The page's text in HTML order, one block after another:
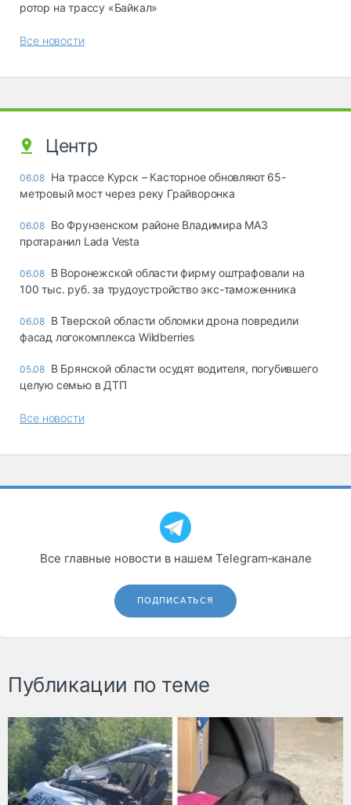
ротор на трассу «Байкал»
Все новости
Центр
06.08 На трассе Курск – Касторное обновляют 65-
метровый мост через реку Грайворонка
06.08 Во Фрунзенском районе Владимира МАЗ
протаранил Lada Vesta
06.08 В Воронежской области фирму оштрафовали на
100 тыс. руб. за трудоустройство экс-таможенника
06.08 В Тверской области обломки дрона повредили
фасад логокомплекса Wildberries
05.08 В Брянской области осудят водителя, погубившего
целую семью в ДТП
Все новости
Все главные новости в нашем Telegram‑канале
ПОДПИСАТЬСЯ
Публикации по теме